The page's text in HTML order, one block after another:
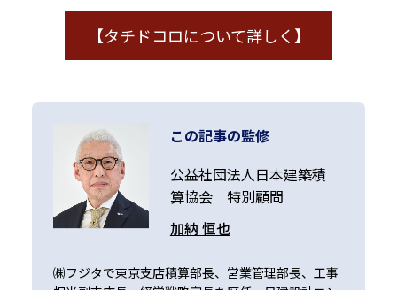
【タチドコロについて詳しく】
この記事の監修
公益社団法人日本建築積
算協会 特別顧問
加納 恒也
㈱フジタで東京支店積算部長、営業管理部長、工事